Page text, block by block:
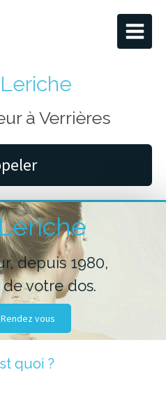
à Verrières
depuis 1980,
votre dos.
vous
quoi ?